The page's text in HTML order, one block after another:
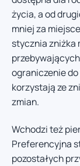
życia, a od
mniej za
stycznia zniżka
ograniczenie
korzystają ze
zmian.
Wchodzi też
Preferencyjna
pozostałych